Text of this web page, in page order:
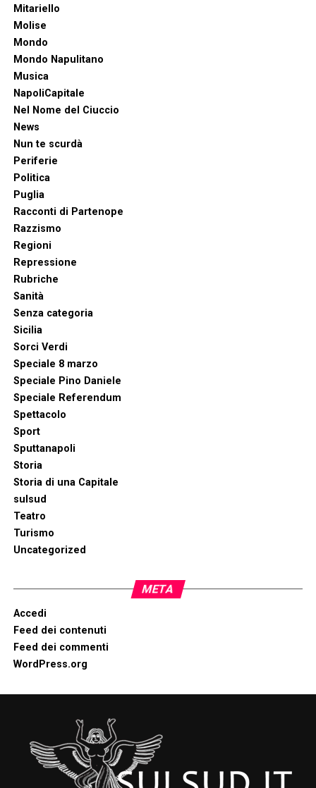
Mitariello
Molise
Mondo
Mondo Napulitano
Musica
NapoliCapitale
Nel Nome del Ciuccio
News
Nun te scurdà
Periferie
Politica
Puglia
Racconti di Partenope
Razzismo
Regioni
Repressione
Rubriche
Sanità
Senza categoria
Sicilia
Sorci Verdi
Speciale 8 marzo
Speciale Pino Daniele
Speciale Referendum
Spettacolo
Sport
Sputtanapoli
Storia
Storia di una Capitale
sulsud
Teatro
Turismo
Uncategorized
META
Accedi
Feed dei contenuti
Feed dei commenti
WordPress.org